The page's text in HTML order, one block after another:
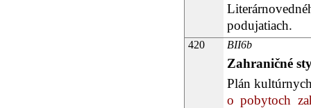
podujatiach.
420 BII6b
Zahraničné
Plán
o pobytoch